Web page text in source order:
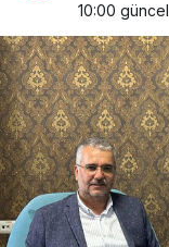
10:00